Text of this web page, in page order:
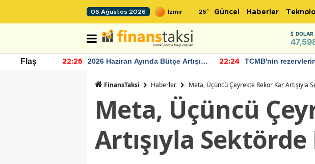
06 Ağustos 2026 26° Güncel Haberler
DOLAR
Flaş 22:26
2026 Haziran Ayında Bütçe Artışı
22:24
TCMB'nin
FinansTaksi Haberler Meta, Üçüncü Çeyrekte Rekor Kar Artışıyla
Meta, Üçüncü
Artışıyla